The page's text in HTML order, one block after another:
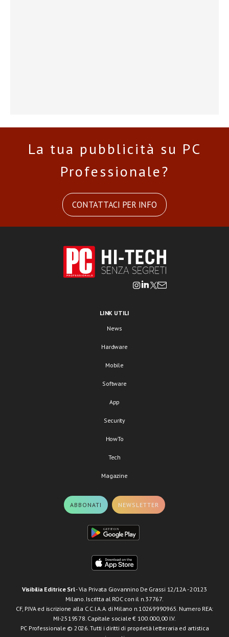
La tua pubblicità su PC
Professionale?
CONTATTACI PER INFO
LINK UTILI
News
Hardware
Mobile
Software
App
Security
HowTo
Tech
Magazine
ABBONATI NEWSLETTER
Visibilia Editrice Srl- Via Privata Giovannino De Grassi 12/12A - 20123
Milano. Iscritta al ROC con il n.37767.
CF, P.IVA ed iscrizione alla C.C.I.A.A. di Milano n.10269990965. Numero REA:
MI-2519578. Capitale sociale € 100.000,00 I.V.
PC Professionale © 2026. Tutti i diritti di proprietà letteraria ed artistica